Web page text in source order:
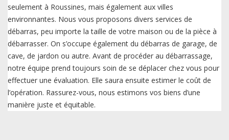
seulement à Roussines, mais également aux villes
environnantes. Nous vous proposons divers services de
débarras, peu importe la taille de votre maison ou de la pièce à
débarrasser. On s’occupe également du débarras de garage, de
cave, de jardon ou autre. Avant de procéder au débarrassage,
notre équipe prend toujours soin de se déplacer chez vous pour
effectuer une évaluation. Elle saura ensuite estimer le coût de
l’opération. Rassurez-vous, nous estimons vos biens d’une
manière juste et équitable.